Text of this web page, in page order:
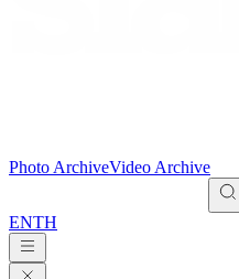
Photo ArchiveVideo Archive
ENTH